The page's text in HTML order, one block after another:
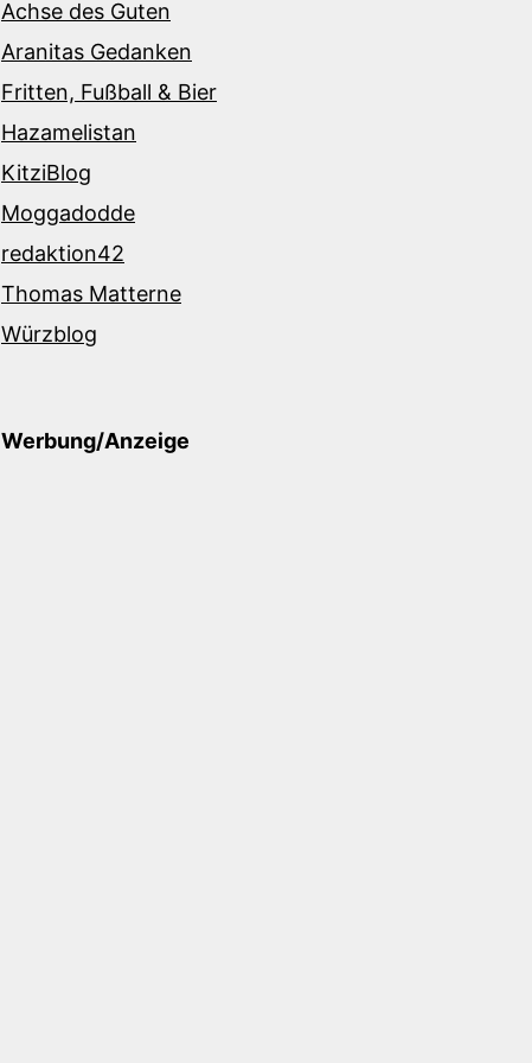
Achse des Guten
Aranitas Gedanken
Fritten, Fußball & Bier
Hazamelistan
KitziBlog
Moggadodde
redaktion42
Thomas Matterne
Würzblog
Werbung/Anzeige